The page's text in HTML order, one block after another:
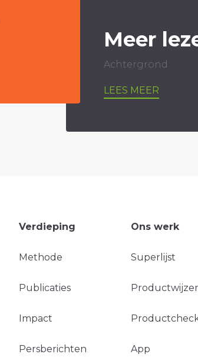
Meer
Achtergrond
LEES MEER
Verdieping
Methode
Publicaties
Impact
Persberichten
Ons werk
Superlijst
App